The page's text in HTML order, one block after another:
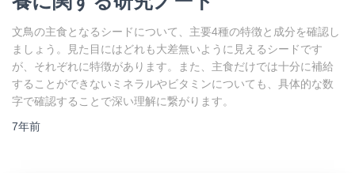
文鳥の主食となるシードについて、主要4種の特徴と成分を確認し
ましょう。見た目にはどれも大差無いように見えるシードです
が、それぞれに特徴があります。また、主食だけでは十分に補給
することができないミネラルやビタミンについても、具体的な数
字で確認することで深い理解に繋がります。
7年前